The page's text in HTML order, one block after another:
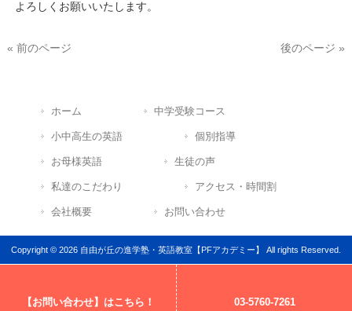
よろしくお願いいたします。
« 前のページ 後のページ »
ホーム 中学受験コース
小中高生の英語 個別指導
お母様英語 生徒の声
私達のこだわり アクセス・時間割
会社概要 お問い合わせ
Copyright © 2026 自由が丘の進学塾・英語教室【PFアカデミー】 All rights Reserved.
【お問い合わせ】はこちら！ 03-5760-7261